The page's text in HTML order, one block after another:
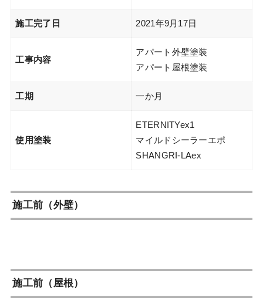
施工完了日 2021年9月17日
工事内容
アパート外壁塗装
アパート屋根塗装
工期 一か月
使用塗装
ETERNITYex1
マイルドシーラーエポ
SHANGRI-LAex
施工前（外壁）
施工前（屋根）